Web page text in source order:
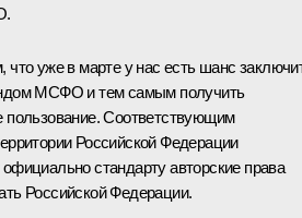
уже в марте у нас есть шанс
МСФО и тем самым получить
пользование. Соответствующим
Российской Федерации
стандарту авторские права
Российской Федерации.